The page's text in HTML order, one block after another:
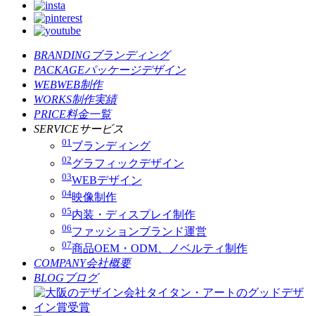
BRANDING ブランディング
PACKAGEパッケージデザイン
WEBWEB制作
WORKS制作実績
PRICE料金一覧
SERVICEサービス
01ブランディング
02グラフィックデザイン
03WEBデザイン
04映像制作
05内装・ディスプレイ制作
06ファッションブランド運営
07商品OEM・ODM、ノベルティ制作
COMPANY会社概要
BLOG ブログ